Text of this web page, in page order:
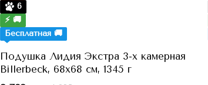
6
⚡ 🚚
Бесплатная 🚚
Подушка Лидия Экстра 3-х камерная
Billerbeck, 68x68 см, 1345 г